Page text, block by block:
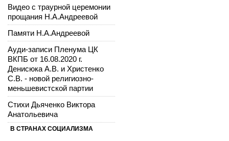
Видео с траурной церемонии
прощания Н.А.Андреевой
Памяти Н.А.Андреевой
Ауди-записи Пленума ЦК
ВКПБ от 16.08.2020 г.
Денисюка А.В. и Христенко
С.В. - новой религиозно-
меньшевистской партии
Стихи Дьяченко Виктора
Анатольевича
В СТРАНАХ СОЦИАЛИЗМА